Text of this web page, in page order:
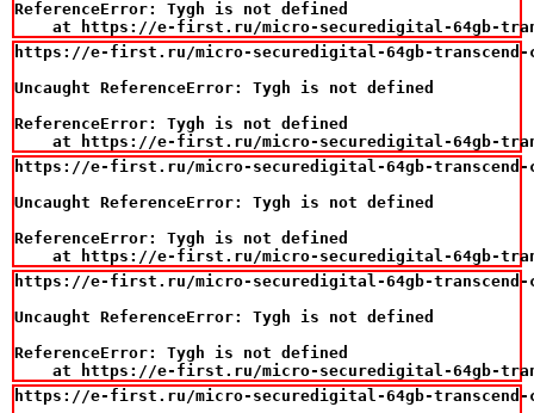
ReferenceError: Tygh is not defined
at https://e-first.ru/micro-securedigital-64gb-
https://e-first.ru/micro-securedigital-64gb-transcend-
Uncaught ReferenceError: Tygh is not defined
ReferenceError: Tygh is not defined
at https://e-first.ru/micro-securedigital-64gb-
https://e-first.ru/micro-securedigital-64gb-transcend-
Uncaught ReferenceError: Tygh is not defined
ReferenceError: Tygh is not defined
at https://e-first.ru/micro-securedigital-64gb-
https://e-first.ru/micro-securedigital-64gb-transcend-
Uncaught ReferenceError: Tygh is not defined
ReferenceError: Tygh is not defined
at https://e-first.ru/micro-securedigital-64gb-
https://e-first.ru/micro-securedigital-64gb-transcend-